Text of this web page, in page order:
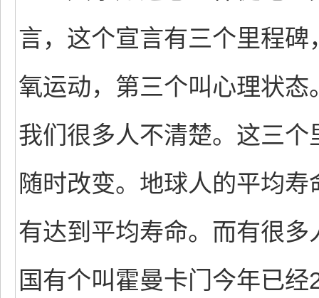
言，这个宣言有三个里程
氧运动，第三个叫心理状
我们很多人不清楚。这三
随时改变。地球人的平均
有达到平均寿命。而有很
国有个叫霍曼卡门今年已